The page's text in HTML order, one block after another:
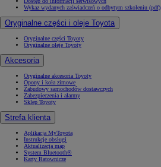
Wykaz wydanych zaświadczeń o odbytym szkoleniu (pdf)
Oryginalne części i oleje Toyota
Oryginalne części Toyoty
Oryginalne oleje Toyoty
Akcesoria
Oryginalne akcesoria Toyoty
Opony i koła zimowe
Zabudowy samochodów dostawczych
Zabezpieczenia i alarmy
Sklep Toyoty
Strefa klienta
Aplikacja MyToyota
Instrukcje obsługi
Aktualizacja map
System Bluetooth®
Karty Ratownicze